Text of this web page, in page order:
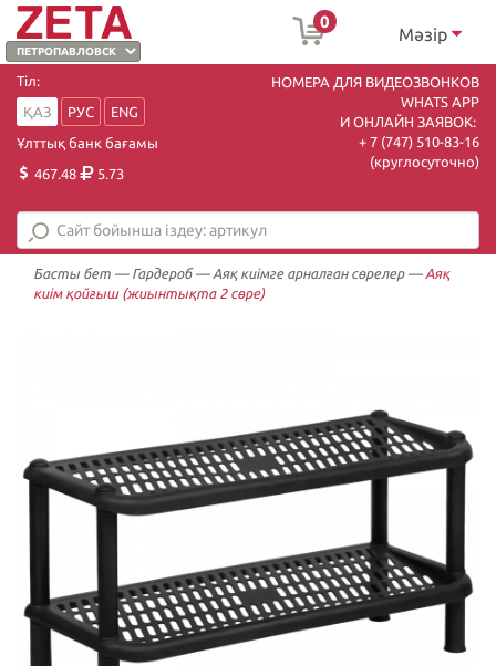
0
Мәзір
Тіл:
ҚАЗ
РУС
ENG
Ұлттық банк бағамы
467.48
5.73
НОМЕРА ДЛЯ ВИДЕОЗВОНКОВ
WHATS APP
И ОНЛАЙН ЗАЯВОК:
+ 7 (747) 510-83-16
(круглосуточно)
Басты бет — Гардероб— Аяқ киімге арналған сөрелер— Аяқ
киім қойғыш (жиынтықта 2 сөре)